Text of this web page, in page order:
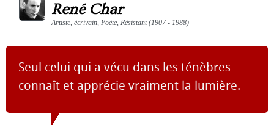
René Char
Artiste, écrivain, Poète, Résistant (1907 - 1988)
Seul celui qui a vécu dans les ténèbres
connaît et apprécie vraiment la lumière.